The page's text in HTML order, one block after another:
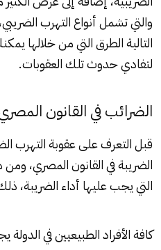
والتي تشمل أنواع التهرب
التالية الطرق التي من خلالها
لتفادي حدوث تلك العقوبات.
الضرائب في القانون
قبل التعرف على عقوبة التهرب
الضريبة في القانون المصري،
التي يجب عليها أداء الضريبة،
كافة الأفراد الطبيعيين في